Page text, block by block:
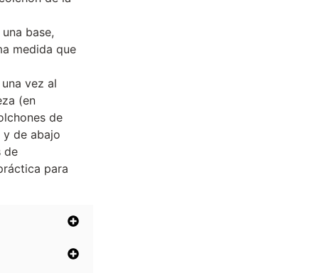
base,
medida que
vez al
(en
de
y de abajo
de
para